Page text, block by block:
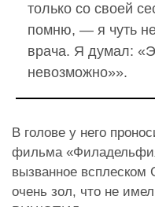
только со своей
помню, — я чуть
врача. Я думал:
невозможно»».
В голове у него
фильма
вызванное
очень зол, что не